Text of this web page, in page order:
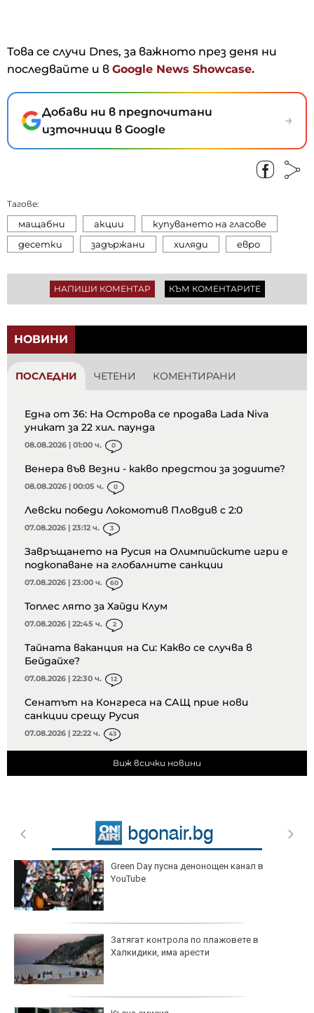
Това се случи Dnes, за важното през деня ни
последвайте и в Google News Showcase.
Добави ни в предпочитани
източници в Google
→
Тагове:
мащабни акции
купуването на гласове
десетки
задържани хиляди евро
НАПИШИ КОМЕНТАР КЪМ КОМЕНТАРИТЕ
НОВИНИ
ПОСЛЕДНИ ЧЕТЕНИ КОМЕНТИРАНИ
Една от 36: На Острова се продава Lada Niva
уникат за 22 хил. паунда
08.08.2026 | 01:00 ч. 0
Венера във Везни - какво предстои за зодиите?
08.08.2026 | 00:05 ч. 0
Левски победи Локомотив Пловдив с 2:0
07.08.2026 | 23:12 ч. 3
Завръщането на Русия на Олимпийските игри е
подкопаване на глобалните санкции
07.08.2026 | 23:00 ч. 60
Топлес лято за Хайди Клум
07.08.2026 | 22:45 ч. 2
Тайната ваканция на Си: Какво се случва в
Бейдайхе?
07.08.2026 | 22:30 ч. 12
Сенатът на Конгреса на САЩ прие нови
санкции срещу Русия
07.08.2026 | 22:22 ч. 43
Виж всички новини
Green Day пусна денонощен канал в
YouTube
Затягат контрола по плажовете в
Халкидики, има арести